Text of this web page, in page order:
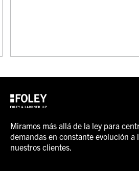
Miramos más allá de la ley para
demandas en constante evolución a
nuestros clientes.